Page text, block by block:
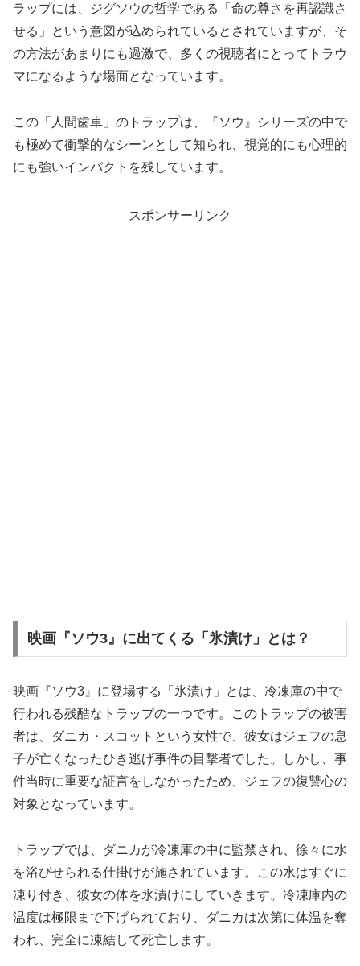
ラップには、ジグソウの哲学である「命の尊さを再認識さ
せる」という意図が込められているとされていますが、そ
の方法があまりにも過激で、多くの視聴者にとってトラウ
マになるような場面となっています。
この「人間歯車」のトラップは、『ソウ』シリーズの中で
も極めて衝撃的なシーンとして知られ、視覚的にも心理的
にも強いインパクトを残しています。
スポンサーリンク
映画『ソウ3』に出てくる「氷漬け」とは？
映画『ソウ3』に登場する「氷漬け」とは、冷凍庫の中で
行われる残酷なトラップの一つです。このトラップの被害
者は、ダニカ・スコットという女性で、彼女はジェフの息
子が亡くなったひき逃げ事件の目撃者でした。しかし、事
件当時に重要な証言をしなかったため、ジェフの復讐心の
対象となっています。
トラップでは、ダニカが冷凍庫の中に監禁され、徐々に水
を浴びせられる仕掛けが施されています。この水はすぐに
凍り付き、彼女の体を氷漬けにしていきます。冷凍庫内の
温度は極限まで下げられており、ダニカは次第に体温を奪
われ、完全に凍結して死亡します。